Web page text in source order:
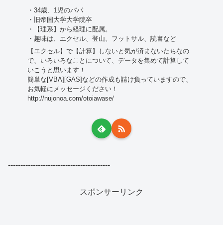
・34歳、1児のパパ
・旧帝国大学大学院卒
・【理系】から経理に配属。
・趣味は、エクセル、登山、フットサル、読書など
【エクセル】で【計算】しないと気が済まないたちなの
で、いろいろなことについて、データを集めて計算して
いこうと思います！
簡単な[VBA][GAS]などの作成も請け負っていますので、
お気軽にメッセージください！
http://nujonoa.com/otoiawase/
-----------------------------------------
スポンサーリンク